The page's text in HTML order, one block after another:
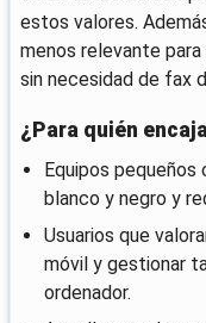
estos valores.
menos relevante
sin necesidad de fax
¿Para quién
Equipos pequeños
blanco y negro y
Usuarios que
móvil y gestionar
ordenador.